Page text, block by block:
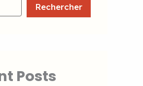
Rechercher
Posts